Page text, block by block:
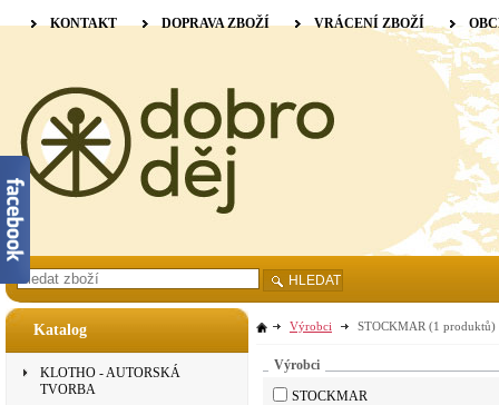
Katalog
KLOTHO - AUTORSKÁ
TVORBA
Výrobci STOCKMAR (1 produktů)
Výrobci
STOCKMAR
KONTAKT DOPRAVA ZBOŽÍ VRÁCENÍ ZBOŽÍ
HLEDAT